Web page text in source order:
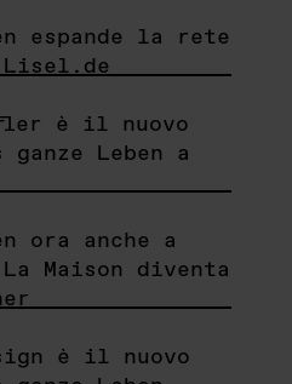
espande la rete
è il nuovo
Leben a
ora anche a
Maison diventa
è il nuovo